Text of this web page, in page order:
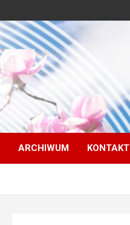
ARCHIWUM KONTAKT